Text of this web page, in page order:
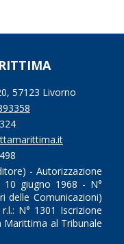
57123 Livorno
- Autorizzazione
giugno 1968 - N°
delle Comunicazioni)
N° 1301 Iscrizione
al Tribunale